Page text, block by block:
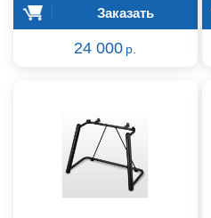
Заказать
24 000 р.